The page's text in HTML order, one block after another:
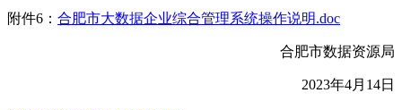
附件6： 合肥市大数据企业综合管理系统操作说明.doc
合肥市数据资源局
2023年4月14日